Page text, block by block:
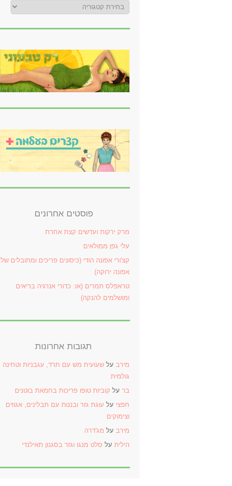
פוסטים אחרונים
מרק ירקות ועדשים קצת אחרת
עלי גפן ממולאים
קצ'ורי אפונה הודי (כיסונים פריכים ומתובלים של
אפונה ירוקה)
טראפלס תמרים (או: כדורי אנרגיה בריאים
ומושלמים להנקה)
תגובות אחרונות
מירב על שעועית מש עם תרד, עגבניות וטחינה
גולמית
בר על קוביות טופו פריכות בחמאת בוטנים
חפצי על עוגת גזר ובננות עם תבלינים, אגוזים
וצימוקים
מירב על מג'דרה
הילית על סלט מנגו וגזר בסגנון תאילנדי